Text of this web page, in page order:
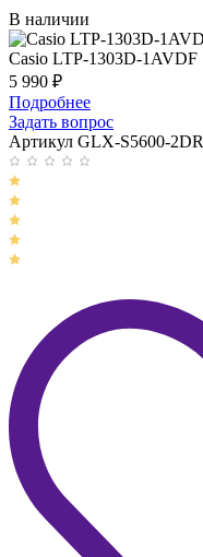
В наличии
Casio LTP-1303D-1AVDF
5 990 ₽
Подробнее
Задать вопрос
Артикул GLX-S5600-2DR